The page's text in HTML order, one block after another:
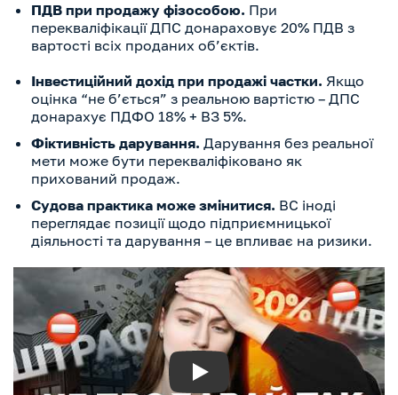
ПДВ при продажу фізособою. При
перекваліфікації ДПС донараховує 20% ПДВ з
вартості всіх проданих об’єктів.
Інвестиційний дохід при продажі частки. Якщо
оцінка “не б’ється” з реальною вартістю – ДПС
донарахує ПДФО 18% + ВЗ 5%.
Фіктивність дарування. Дарування без реальної
мети може бути перекваліфіковано як
прихований продаж.
Судова практика може змінитися. ВС іноді
переглядає позиції щодо підприємницької
діяльності та дарування – це впливає на ризики.
Play